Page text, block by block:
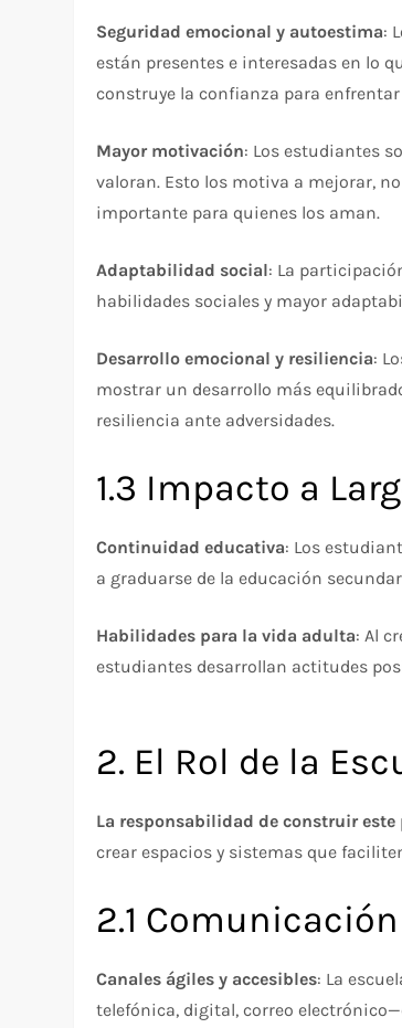
Seguridad emocional y autoestima:
están presentes e interesadas en lo
construye la confianza para
Mayor motivación: Los estudiantes
valoran. Esto los motiva a mejorar,
importante para quienes los aman.​
Adaptabilidad social: La
habilidades sociales y mayor
Desarrollo emocional y resiliencia:
mostrar un desarrollo más
resiliencia ante adversidades.​
1.3 Impacto a
Continuidad educativa: Los
a graduarse de la educación
Habilidades para la vida adulta: Al
estudiantes desarrollan actitudes
2. El Rol de la
La responsabilidad de construir
crear espacios y sistemas que
2.1
Canales ágiles y accesibles: La
telefónica, digital, correo